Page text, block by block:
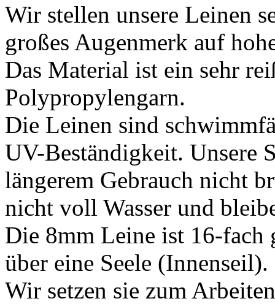
Wir stellen unsere Leinen
großes Augenmerk auf
Das Material ist ein sehr
Polypropylengarn.
Die Leinen sind
UV-Beständigkeit. Unsere
längerem Gebrauch nicht
nicht voll Wasser und
Die 8mm Leine ist 16-fach
über eine Seele (Innenseil).
Wir setzen sie zum